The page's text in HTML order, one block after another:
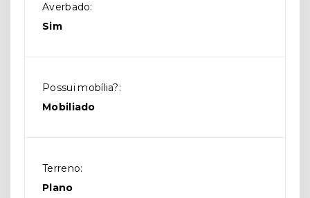
Averbado:
Sim
Possui mobília?:
Mobiliado
Terreno:
Plano